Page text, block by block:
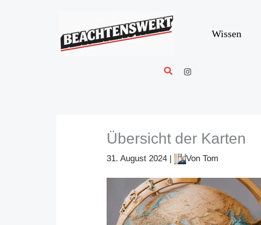
Wissen
Suchen
Übersicht der Karten
31. August 2024 | Von Tom